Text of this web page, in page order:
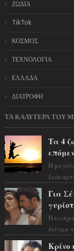
ΖΩΔΙΑ
TikTok
ΚΟΣΜΟΣ
ΤΕΧΝΟΛΟΓΙΑ
ΕΛΛΑΔΑ
ΔΙΑΤΡΟΦΗ
ΤΑ ΚΑΛΥΤΕΡΑ ΤΟΥ
Τα 4
Η
Για
Η
δείγμα
Κρίνο